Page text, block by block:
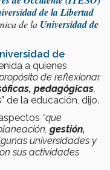
de la Libertad
de la Universidad de
de
a quienes
de reflexionar
pedagógicas
” de la educación, dijo.
“que
gestión,
universidades y
sus actividades